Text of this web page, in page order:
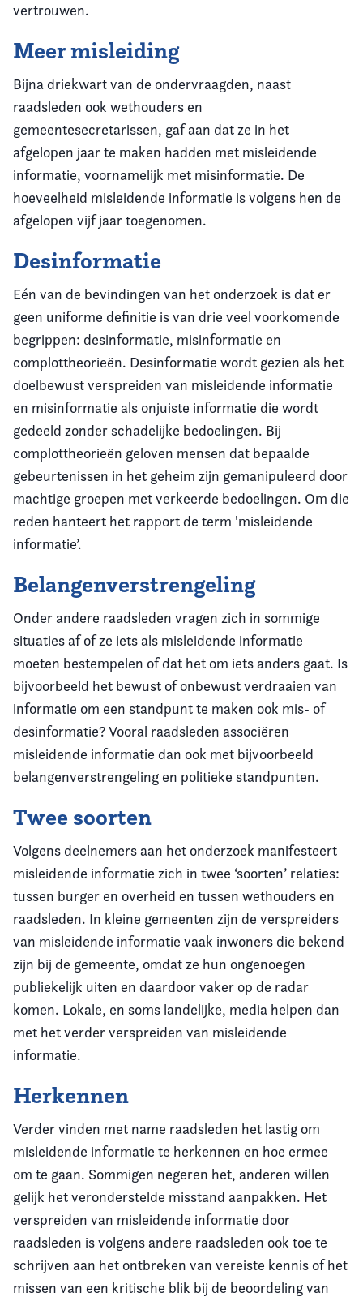
vertrouwen.
Meer misleiding
Bijna driekwart van de ondervraagden, naast
raadsleden ook wethouders en
gemeentesecretarissen, gaf aan dat ze in het
afgelopen jaar te maken hadden met misleidende
informatie, voornamelijk met misinformatie. De
hoeveelheid misleidende informatie is volgens hen de
afgelopen vijf jaar toegenomen.
Desinformatie
Eén van de bevindingen van het onderzoek is dat er
geen uniforme definitie is van drie veel voorkomende
begrippen: desinformatie, misinformatie en
complottheorieën. Desinformatie wordt gezien als het
doelbewust verspreiden van misleidende informatie
en misinformatie als onjuiste informatie die wordt
gedeeld zonder schadelijke bedoelingen. Bij
complottheorieën geloven mensen dat bepaalde
gebeurtenissen in het geheim zijn gemanipuleerd door
machtige groepen met verkeerde bedoelingen. Om die
reden hanteert het rapport de term 'misleidende
informatie’.
Belangenverstrengeling
Onder andere raadsleden vragen zich in sommige
situaties af of ze iets als misleidende informatie
moeten bestempelen of dat het om iets anders gaat. Is
bijvoorbeeld het bewust of onbewust verdraaien van
informatie om een standpunt te maken ook mis- of
desinformatie? Vooral raadsleden associëren
misleidende informatie dan ook met bijvoorbeeld
belangenverstrengeling en politieke standpunten.
Twee soorten
Volgens deelnemers aan het onderzoek manifesteert
misleidende informatie zich in twee ‘soorten’ relaties:
tussen burger en overheid en tussen wethouders en
raadsleden. In kleine gemeenten zijn de verspreiders
van misleidende informatie vaak inwoners die bekend
zijn bij de gemeente, omdat ze hun ongenoegen
publiekelijk uiten en daardoor vaker op de radar
komen. Lokale, en soms landelijke, media helpen dan
met het verder verspreiden van misleidende
informatie.
Herkennen
Verder vinden met name raadsleden het lastig om
misleidende informatie te herkennen en hoe ermee
om te gaan. Sommigen negeren het, anderen willen
gelijk het veronderstelde misstand aanpakken. Het
verspreiden van misleidende informatie door
raadsleden is volgens andere raadsleden ook toe te
schrijven aan het ontbreken van vereiste kennis of het
missen van een kritische blik bij de beoordeling van